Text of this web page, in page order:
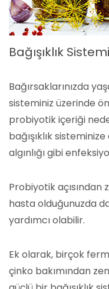
Bağışıklık
Bağırsaklarınızda
sisteminiz üzerinde
probiyotik içeriği
bağışıklık
algınlığı gibi
Probiyotik
hasta olduğunuzda
yardımcı olabilir.
Ek olarak, birçok
çinko bakımından